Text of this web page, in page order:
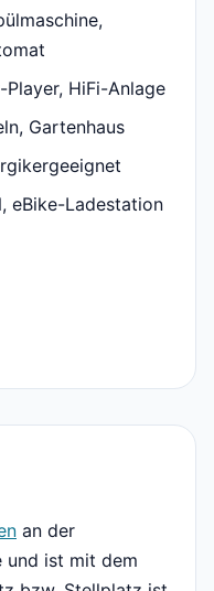
Player, HiFi-Anlage
Gartenhaus
eBike-Ladestation
an der
und ist mit dem